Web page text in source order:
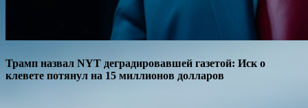
Трамп назвал NYT деградировавшей газетой: Иск о
клевете потянул на 15 миллионов долларов